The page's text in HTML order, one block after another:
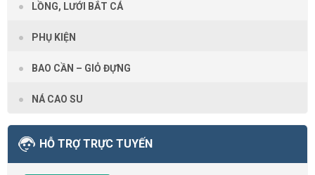
LỒNG, LƯỚI BẮT CÁ
PHỤ KIỆN
BAO CẦN – GIỎ ĐỰNG
NÁ CAO SU
HỖ TRỢ TRỰC TUYẾN